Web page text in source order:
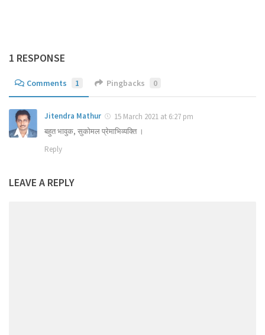
1 RESPONSE
Comments 1 Pingbacks 0
Jitendra Mathur
15 March 2021 at 6:27 pm
बहुत भावुक, सुकोमल प्रेमाभिव्यक्ति ।
Reply
LEAVE A REPLY